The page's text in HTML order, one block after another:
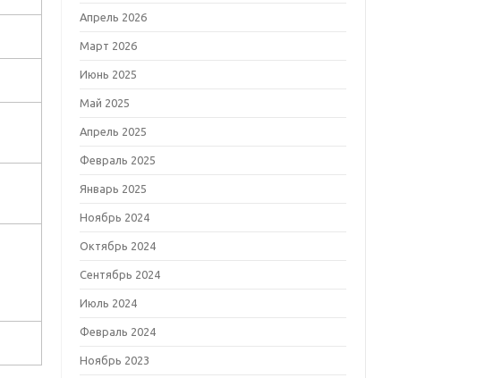
Апрель 2026
Март 2026
Июнь 2025
Май 2025
Апрель 2025
Февраль 2025
Январь 2025
Ноябрь 2024
Октябрь 2024
Сентябрь 2024
Июль 2024
Февраль 2024
Ноябрь 2023